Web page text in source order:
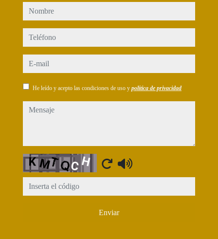
nombre
teléfono
e-mail
He leído y acepto las condiciones de uso y política de privacidad
mensaje
Captcha
Enviar